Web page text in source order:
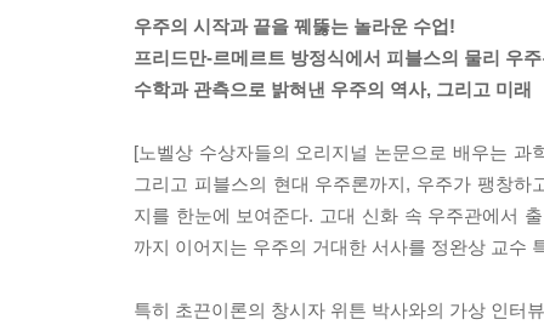
우주의 시작과 끝을 꿰뚫는 놀라운 수업!
프리드만-르메르트 방정식에서 피블스의 물리 우
수학과 관측으로 밝혀낸 우주의 역사, 그리고 미래
[노벨상 수상자들의 오리지널 논문으로 배우는
그리고 피블스의 현대 우주론까지, 우주가 팽창
지를 한눈에 보여준다. 고대 신화 속 우주관에서
까지 이어지는 우주의 거대한 서사를 정완상 교수
특히 초끈이론의 창시자 위튼 박사와의 가상 인터